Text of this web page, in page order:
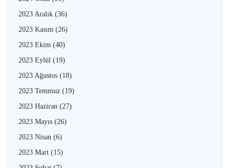
2023 Aralık (36)
2023 Kasım (26)
2023 Ekim (40)
2023 Eylül (19)
2023 Ağustos (18)
2023 Temmuz (19)
2023 Haziran (27)
2023 Mayıs (26)
2023 Nisan (6)
2023 Mart (15)